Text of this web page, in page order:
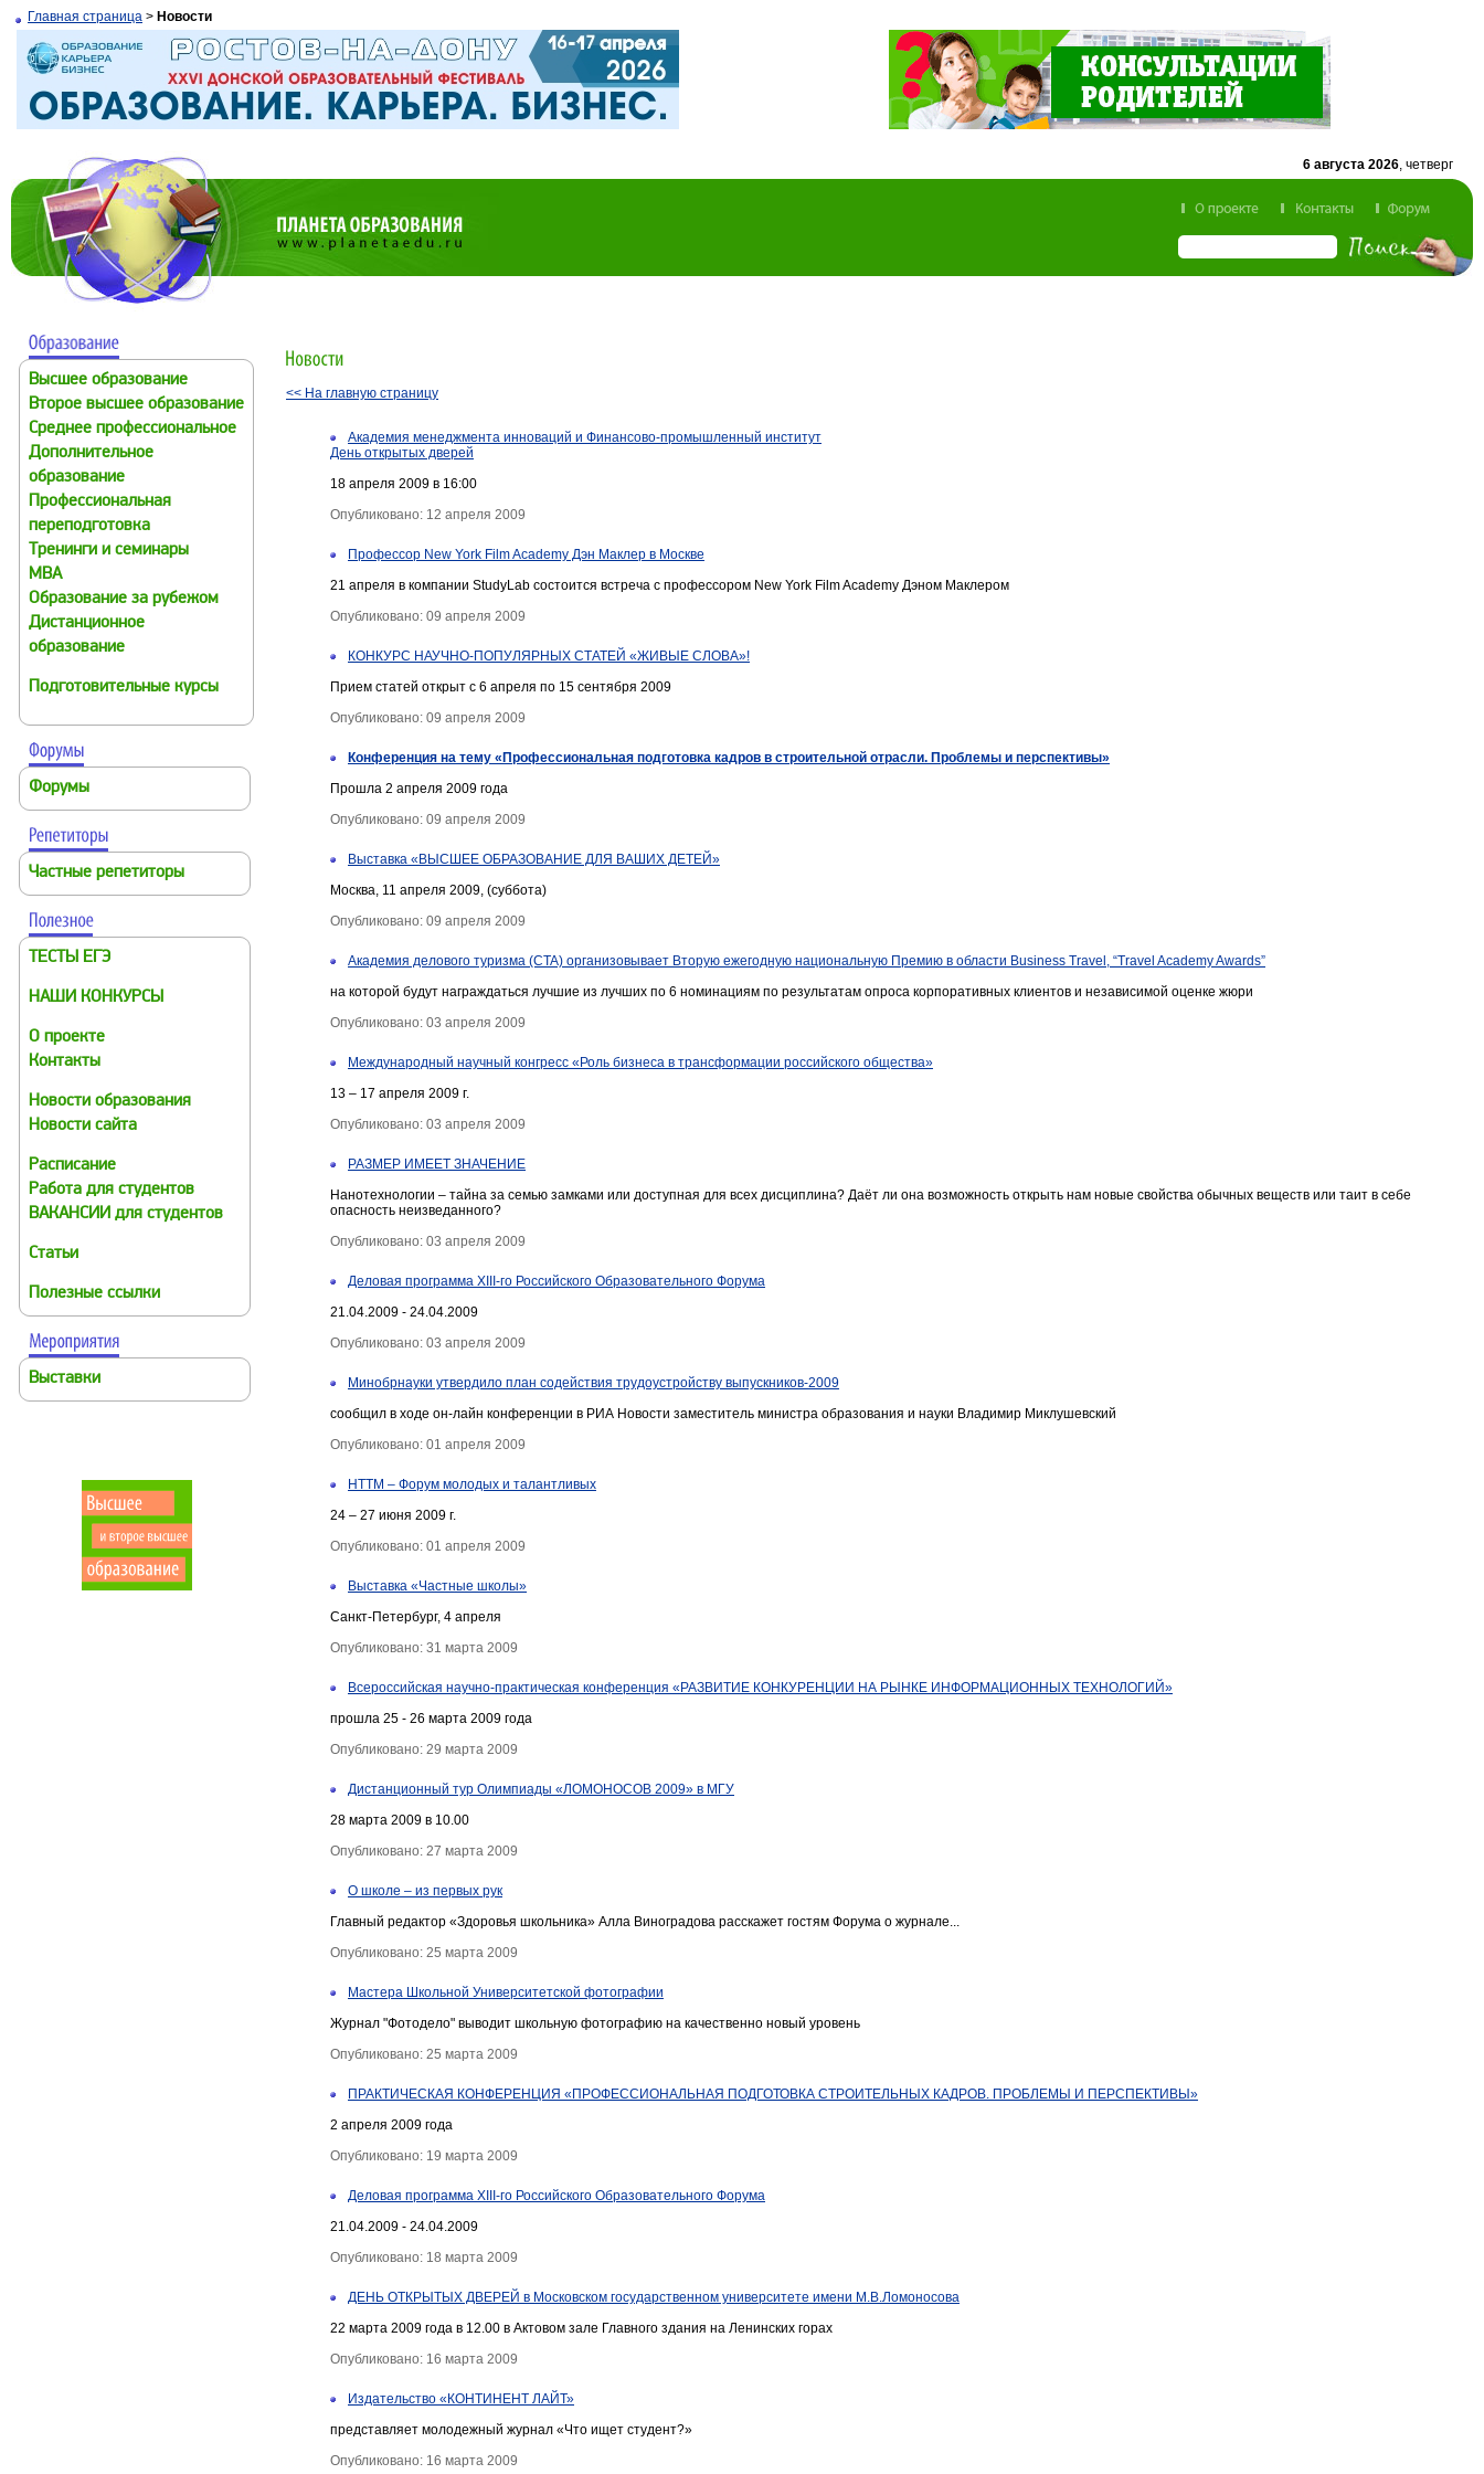
Главная страница > Новости
6 августа 2026, четверг
Высшее образование
Второе высшее образование
Среднее профессиональное
Дополнительное
образование
Профессиональная
переподготовка
Тренинги и семинары
MBA
Образование за рубежом
Дистанционное
образование
Подготовительные курсы
Форумы
Частные репетиторы
ТЕСТЫ ЕГЭ
НАШИ КОНКУРСЫ
О проекте
Контакты
Новости образования
Новости сайта
Расписание
Работа для студентов
ВАКАНСИИ для студентов
Статьи
Полезные ссылки
Выставки
<< На главную страницу
Академия менеджмента инноваций и Финансово-промышленный институт
День открытых дверей
18 апреля 2009 в 16:00
Опубликовано: 12 апреля 2009
Профессор New York Film Academy Дэн Маклер в Москве
21 апреля в компании StudyLab состоится встреча с профессором New York Film Academy Дэном Маклером
Опубликовано: 09 апреля 2009
КОНКУРС НАУЧНО-ПОПУЛЯРНЫХ СТАТЕЙ «ЖИВЫЕ СЛОВА»!
Прием статей открыт с 6 апреля по 15 сентября 2009
Опубликовано: 09 апреля 2009
Конференция на тему «Профессиональная подготовка кадров в строительной отрасли. Проблемы и перспективы»
Прошла 2 апреля 2009 года
Опубликовано: 09 апреля 2009
Выставка «ВЫСШЕЕ ОБРАЗОВАНИЕ ДЛЯ ВАШИХ ДЕТЕЙ»
Москва, 11 апреля 2009, (суббота)
Опубликовано: 09 апреля 2009
Академия делового туризма (CTA) организовывает Вторую ежегодную национальную Премию в области Business Travel, “Travel Academy Awards”
на которой будут награждаться лучшие из лучших по 6 номинациям по результатам опроса корпоративных клиентов и независимой оценке жюри
Опубликовано: 03 апреля 2009
Международный научный конгресс «Роль бизнеса в трансформации российского общества»
13 – 17 апреля 2009 г.
Опубликовано: 03 апреля 2009
РАЗМЕР ИМЕЕТ ЗНАЧЕНИЕ
Нанотехнологии – тайна за семью замками или доступная для всех дисциплина? Даёт ли она возможность открыть нам новые свойства обычных веществ или таит в себе
опасность неизведанного?
Опубликовано: 03 апреля 2009
Деловая программа XIII-го Российского Образовательного Форума
21.04.2009 - 24.04.2009
Опубликовано: 03 апреля 2009
Минобрнауки утвердило план содействия трудоустройству выпускников-2009
сообщил в ходе он-лайн конференции в РИА Новости заместитель министра образования и науки Владимир Миклушевский
Опубликовано: 01 апреля 2009
НТТМ – Форум молодых и талантливых
24 – 27 июня 2009 г.
Опубликовано: 01 апреля 2009
Выставка «Частные школы»
Санкт-Петербург, 4 апреля
Опубликовано: 31 марта 2009
Всероссийская научно-практическая конференция «РАЗВИТИЕ КОНКУРЕНЦИИ НА РЫНКЕ ИНФОРМАЦИОННЫХ ТЕХНОЛОГИЙ»
прошла 25 - 26 марта 2009 года
Опубликовано: 29 марта 2009
Дистанционный тур Олимпиады «ЛОМОНОСОВ 2009» в МГУ
28 марта 2009 в 10.00
Опубликовано: 27 марта 2009
О школе – из первых рук
Главный редактор «Здоровья школьника» Алла Виноградова расскажет гостям Форума о журнале...
Опубликовано: 25 марта 2009
Мастера Школьной Университетской фотографии
Журнал "Фотодело" выводит школьную фотографию на качественно новый уровень
Опубликовано: 25 марта 2009
ПРАКТИЧЕСКАЯ КОНФЕРЕНЦИЯ «ПРОФЕССИОНАЛЬНАЯ ПОДГОТОВКА СТРОИТЕЛЬНЫХ КАДРОВ. ПРОБЛЕМЫ И ПЕРСПЕКТИВЫ»
2 апреля 2009 года
Опубликовано: 19 марта 2009
Деловая программа XIII-го Российского Образовательного Форума
21.04.2009 - 24.04.2009
Опубликовано: 18 марта 2009
ДЕНЬ ОТКРЫТЫХ ДВЕРЕЙ в Московском государственном университете имени М.В.Ломоносова
22 марта 2009 года в 12.00 в Актовом зале Главного здания на Ленинских горах
Опубликовано: 16 марта 2009
Издательство «КОНТИНЕНТ ЛАЙТ»
представляет молодежный журнал «Что ищет студент?»
Опубликовано: 16 марта 2009